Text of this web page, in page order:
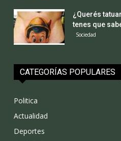
¿Querés
tenes que
Sociedad
CATEGORÍAS POPULARES
Politica
Actualidad
Deportes